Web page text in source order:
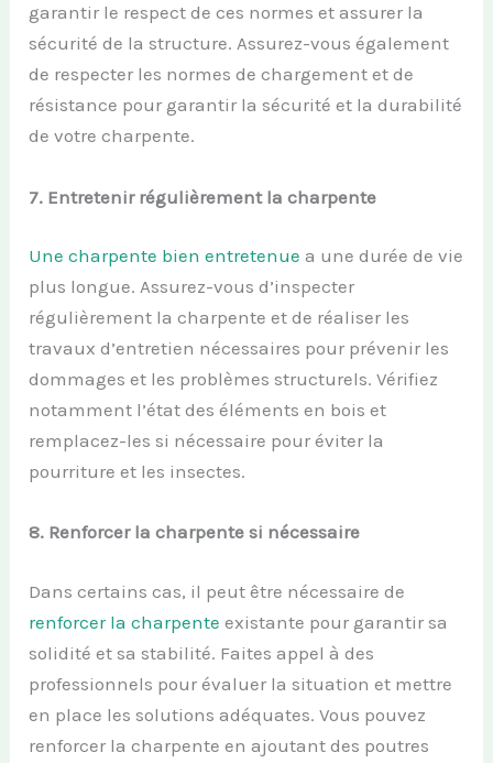
garantir le respect de ces normes et assurer la
sécurité de la structure. Assurez-vous également
de respecter les normes de chargement et de
résistance pour garantir la sécurité et la durabilité
de votre charpente.
7. Entretenir régulièrement lacharpente
Une charpente bien entretenue a une durée de vie
plus longue. Assurez-vous d’inspecter
régulièrement la charpente et de réaliser les
travaux d’entretien nécessaires pour prévenir les
dommages et les problèmes structurels. Vérifiez
notamment l’état des éléments en bois et
remplacez-les si nécessaire pour éviter la
pourriture et les insectes.
8. Renforcer lacharpente si nécessaire
Dans certains cas, il peut être nécessaire de
renforcer la charpente existante pour garantir sa
solidité et sa stabilité. Faites appel à des
professionnels pour évaluer la situation et mettre
en place les solutions adéquates. Vous pouvez
renforcer la charpente en ajoutant des poutres